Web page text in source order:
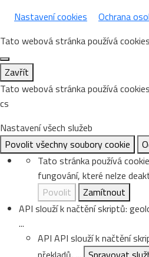
Nastavení cookies
Ochrana
Tato webová stránka používá cookies
Zavřít
Tato webová stránka používá cookies
cs
Nastavení všech služeb
Povolit všechny soubory cookie
Tato stránka používá
fungování, které nelze
Povolit
Zamítnout
API slouží k načtění skriptů:
...
API API slouží k načtění